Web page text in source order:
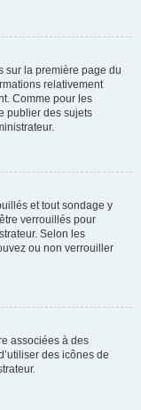
sur la première page du
relativement
Comme pour les
publier des sujets
et tout sondage y
verrouillés pour
Selon les
ou non verrouiller
associées à des
des icônes de